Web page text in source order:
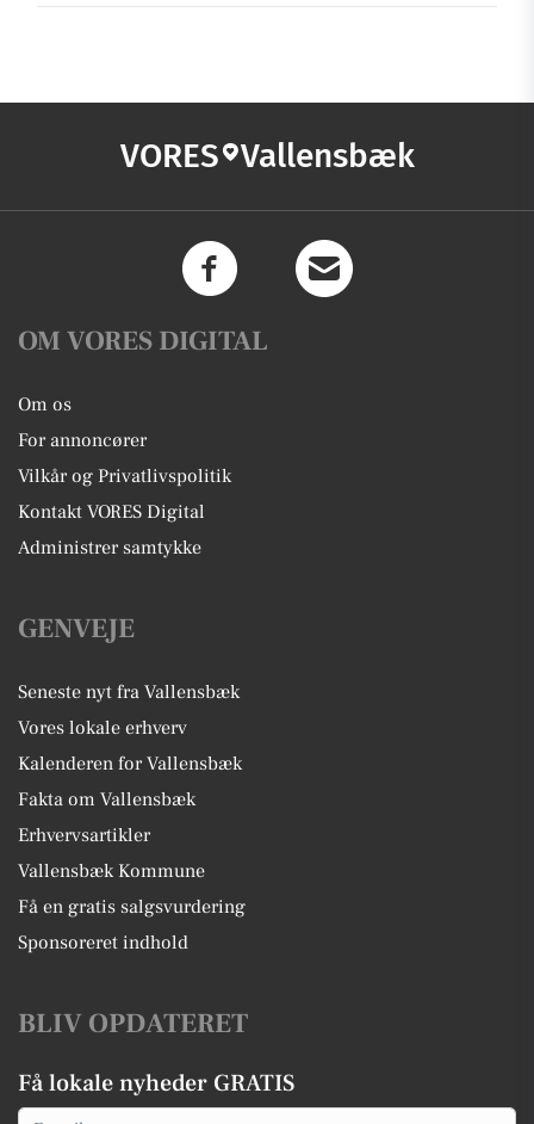
VORES Vallensbæk
OM VORES DIGITAL
Om os
For annoncører
Vilkår og Privatlivspolitik
Kontakt VORES Digital
Administrer samtykke
GENVEJE
Seneste nyt fra Vallensbæk
Vores lokale erhverv
Kalenderen for Vallensbæk
Fakta om Vallensbæk
Erhvervsartikler
Vallensbæk Kommune
Få en gratis salgsvurdering
Sponsoreret indhold
BLIV OPDATERET
Få lokale nyheder GRATIS